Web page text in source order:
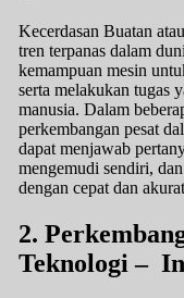
Kecerdasan Buatan
tren terpanas dalam
kemampuan mesin
serta melakukan tugas
manusia. Dalam
perkembangan pesat
dapat menjawab
mengemudi sendiri,
dengan cepat dan
2.
Teknologi –